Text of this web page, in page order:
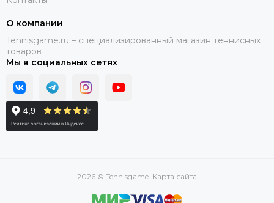
О компании
Tennisgame.ru – специализированный магазин теннисных
товаров
Мы в социальных сетях
2026 © Tennisgame. Карта сайта